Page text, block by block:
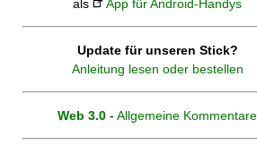
als
App für Android-Handys
Update für unseren Stick?
Anleitung lesen oder bestellen
Web 3.0 - Allgemeine Kommentare